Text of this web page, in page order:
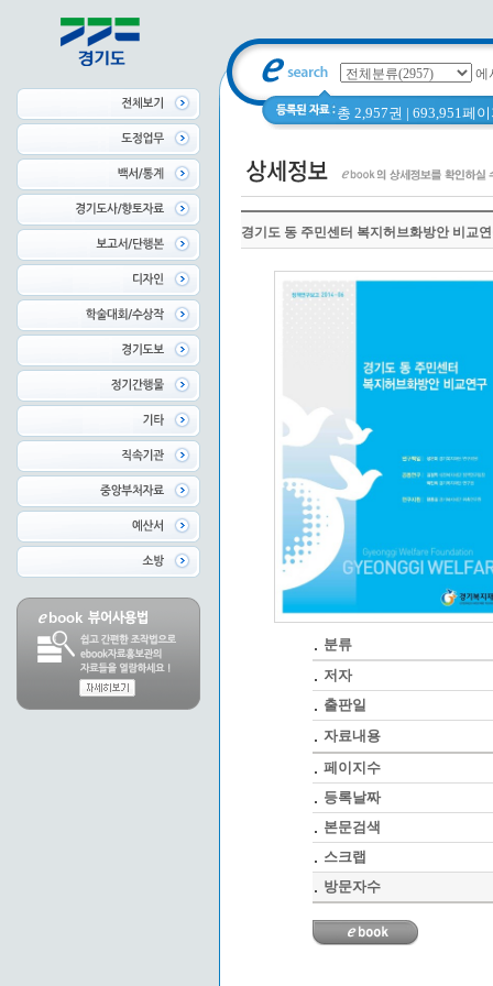
에
총 2,957권 | 693,951페
경기도 동 주민센터 복지허브화방안 비교
분류
저자
출판일
자료내용
페이지수
등록날짜
본문검색
스크랩
방문자수